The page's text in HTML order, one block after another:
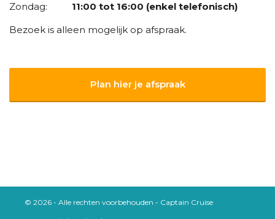
Zondag: 11:00 tot 16:00 (enkel telefonisch)
Bezoek is alleen mogelijk op afspraak.
Plan hier je afspraak
© 2026 - Alle rechten voorbehouden - Captain Cruise